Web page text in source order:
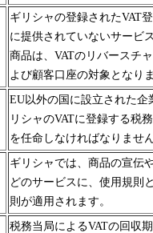
ギリシャの登録されたVAT
に提供されていないサービ
商品は、VATのリバースチ
よび顧客口座の対象となり
EU以外の国に設立された企
リシャのVATに登録する税
を任命しなければなりませ
ギリシャでは、商品の宣伝
どのサービスに、使用規則
則が適用されます。
税務当局によるVATの回収